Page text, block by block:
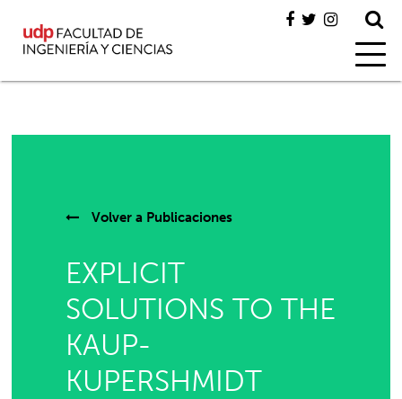
Volver a Publicaciones
EXPLICIT
SOLUTIONS TO THE
KAUP-
KUPERSHMIDT